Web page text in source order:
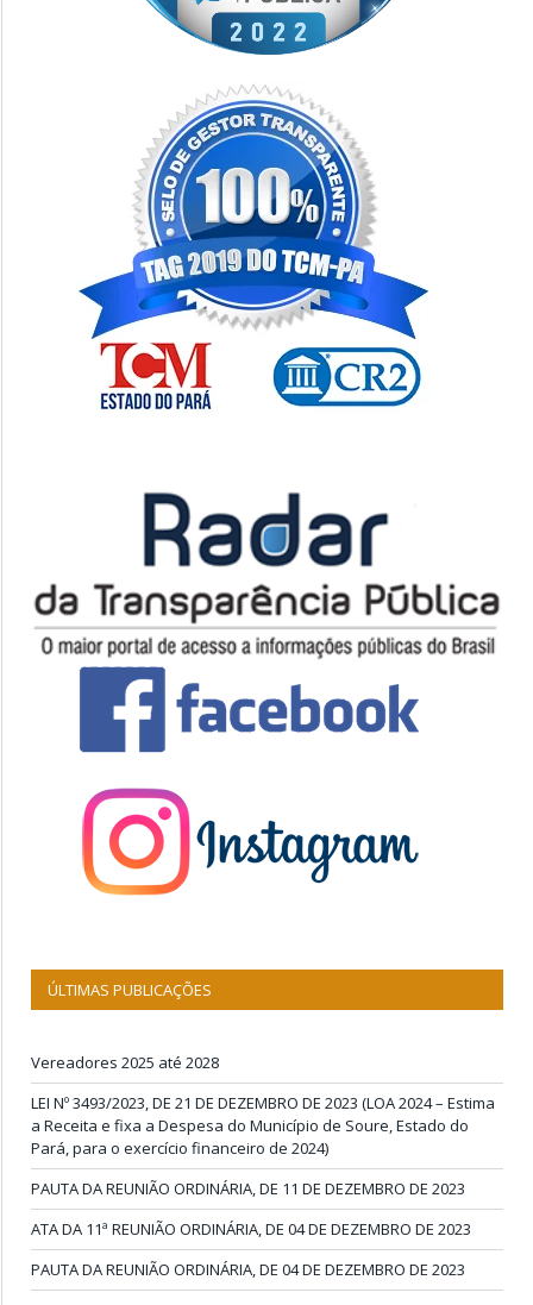
ÚLTIMAS PUBLICAÇÕES
Vereadores 2025 até 2028
LEI Nº 3493/2023, DE 21 DE DEZEMBRO DE 2023 (LOA 2024 – Estima
a Receita e fixa a Despesa do Município de Soure, Estado do
Pará, para o exercício financeiro de 2024)
PAUTA DA REUNIÃO ORDINÁRIA, DE 11 DE DEZEMBRO DE 2023
ATA DA 11ª REUNIÃO ORDINÁRIA, DE 04 DE DEZEMBRO DE 2023
PAUTA DA REUNIÃO ORDINÁRIA, DE 04 DE DEZEMBRO DE 2023